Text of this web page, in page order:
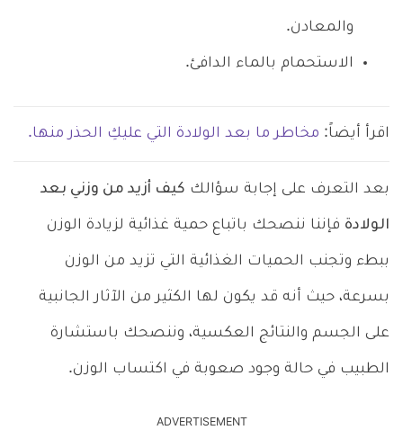
والمعادن.
الاستحمام بالماء الدافئ.
اقرأ أيضاً: مخاطر ما بعد الولادة التي عليكِ الحذر منها.
بعد التعرف على إجابة سؤالك كيف أزيد من وزني بعد
الولادة فإننا ننصحك باتباع حمية غذائية لزيادة الوزن
ببطء وتجنب الحميات الغذائية التي تزيد من الوزن
بسرعة، حيث أنه قد يكون لها الكثير من الآثار الجانبية
على الجسم والنتائج العكسية، وننصحك باستشارة
الطبيب في حالة وجود صعوبة في اكتساب الوزن.
ADVERTISEMENT